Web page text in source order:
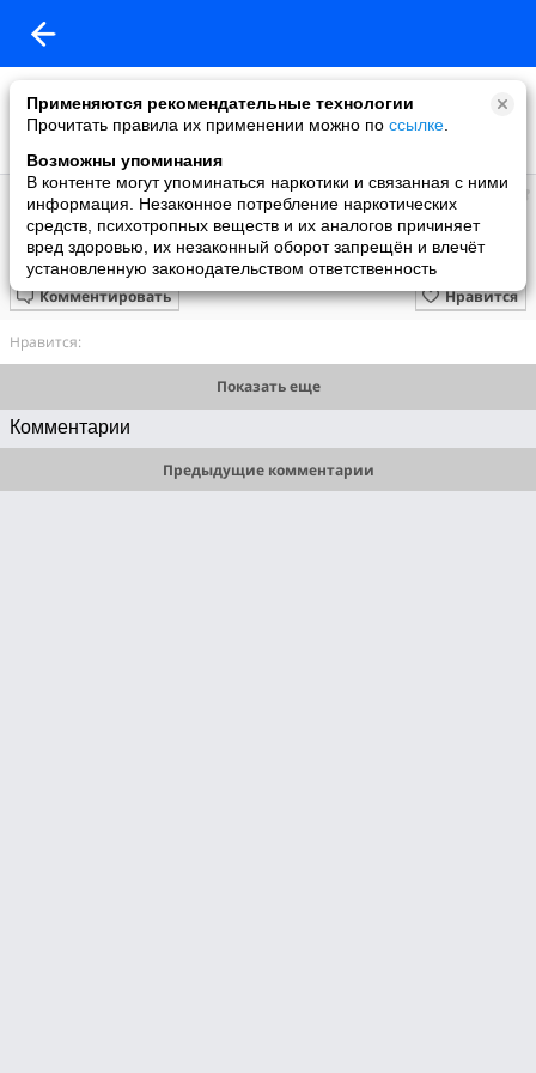
Применяются рекомендательные технологии
Прочитать правила их применении можно по ссылке
Возможны упоминания
В контенте могут упоминаться наркотики и связанная с ними
информация. Незаконное потребление наркотических
средств, психотропных веществ и их аналогов причиняет
вред здоровью, их незаконный оборот запрещён и влечёт
установленную законодательством ответственность
Марина
добавила видео
11.01.2018
Птицы России. Часть 1
Нравится
Комментировать
Нравится:
Показать еще
Комментарии
Предыдущие комментарии